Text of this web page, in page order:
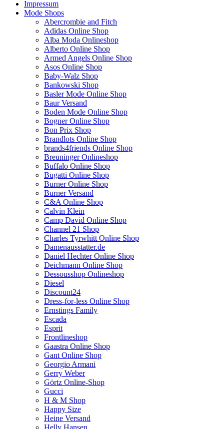
Impressum
Mode Shops
Abercrombie and Fitch
Adidas Online Shop
Alba Moda Onlineshop
Alberto Online Shop
Armed Angels Online Shop
Asos Online Shop
Baby-Walz Shop
Bankowski Shop
Basler Mode Online Shop
Baur Versand
Boden Mode Online Shop
Bogner Online Shop
Bon Prix Shop
Brandlots Online Shop
brands4friends Online Shop
Breuninger Onlineshop
Buffalo Online Shop
Bugatti Online Shop
Burner Online Shop
Burner Versand
C&A Online Shop
Calvin Klein
Camp David Online Shop
Channel 21 Shop
Charles Tyrwhitt Online Shop
Damenausstatter.de
Daniel Hechter Online Shop
Deichmann Online Shop
Dessousshop Onlineshop
Diesel
Discount24
Dress-for-less Online Shop
Ernstings Family
Escada
Esprit
Frontlineshop
Gaastra Online Shop
Gant Online Shop
Georgio Armani
Gerry Weber
Görtz Online-Shop
Gucci
H & M Shop
Happy Size
Heine Versand
Helly Hansen